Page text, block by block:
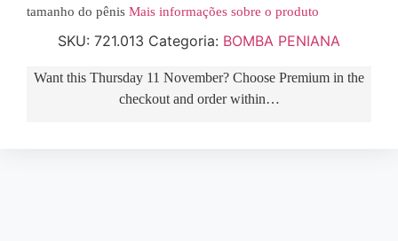
tamanho do pênis Mais informações sobre o produto
SKU: 721.013 Categoria: BOMBA PENIANA
Want this Thursday 11 November? Choose Premium in the
checkout and order within…